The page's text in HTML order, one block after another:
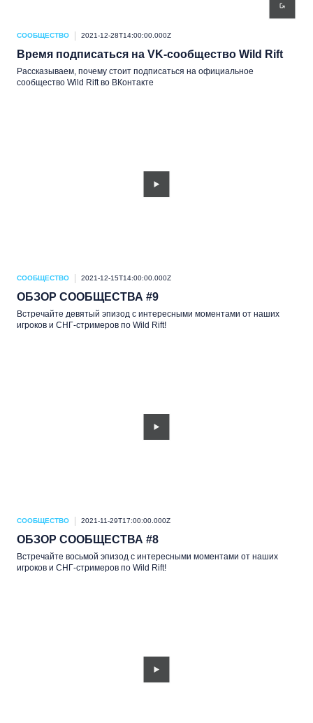
СООБЩЕСТВО 2021-12-28T14:00:00.000Z
Время подписаться на VK-сообщество Wild Rift
Рассказываем, почему стоит подписаться на официальное
сообщество Wild Rift во ВКонтакте
СООБЩЕСТВО 2021-12-15T14:00:00.000Z
ОБЗОР СООБЩЕСТВА #9
Встречайте девятый эпизод с интересными моментами от наших
игроков и СНГ-стримеров по Wild Rift!
СООБЩЕСТВО 2021-11-29T17:00:00.000Z
ОБЗОР СООБЩЕСТВА #8
Встречайте восьмой эпизод с интересными моментами от наших
игроков и СНГ-стримеров по Wild Rift!